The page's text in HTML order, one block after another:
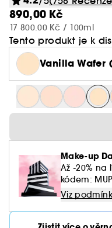
890,00 Kč
17 800.00 Kč / 100ml
Tento produkt je k
Vanilla Wafer
Make-up
Až -20% na
kódem:
Viz